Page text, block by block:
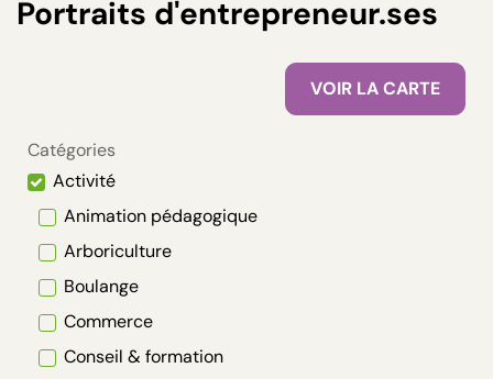
Portraits d'entrepreneur.ses
VOIR LA CARTE
Catégories
Activité
Animation pédagogique
Arboriculture
Boulange
Commerce
Conseil & formation